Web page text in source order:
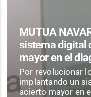
MUTUA
sistema digital
mayor en el
Por revolucionar
implantando un
acierto mayor en